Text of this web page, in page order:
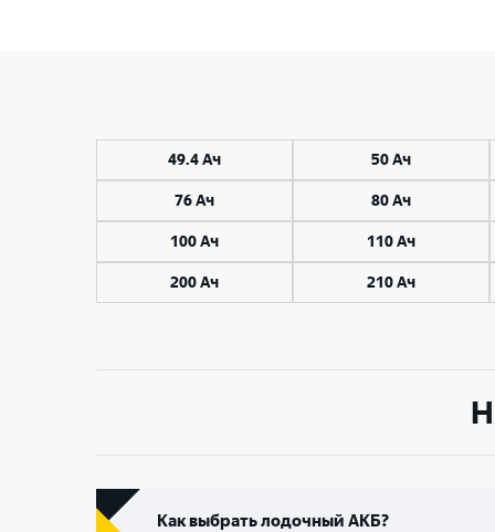
522x238x222
530x480x240
49.4 Ач 50 Ач
76 Ач 80 Ач
100 Ач 110 Ач
200 Ач 210 Ач
Как выбрать лодочный АКБ?